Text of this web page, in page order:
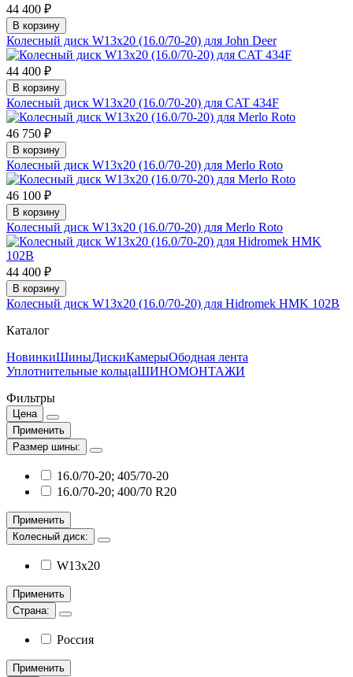
44 400 ₽
В корзину
Колесный диск W13x20 (16.0/70-20) для John Deer
44 400 ₽
В корзину
Колесный диск W13x20 (16.0/70-20) для CAT 434F
46 750 ₽
В корзину
Колесный диск W13x20 (16.0/70-20) для Merlo Roto
46 100 ₽
В корзину
Колесный диск W13x20 (16.0/70-20) для Merlo Roto
44 400 ₽
В корзину
Колесный диск W13x20 (16.0/70-20) для Hidromek HMK 102B
Каталог
НовинкиШиныДискиКамерыОбодная лента
Уплотнительные кольцаШИНОМОНТАЖИ
Фильтры
Цена
Применить
Размер шины:
16.0/70-20; 405/70-20
16.0/70-20; 400/70 R20
Применить
Колесный диск:
W13х20
Применить
Страна:
Россия
Применить